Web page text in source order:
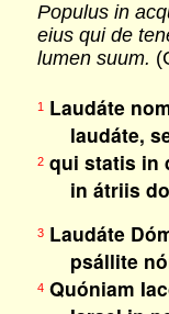
Populus in
eius qui de
lumen suum.
1Laudáte
laudáte,
2qui statis in
in átriis
3Laudáte
psállite
4Quóniam